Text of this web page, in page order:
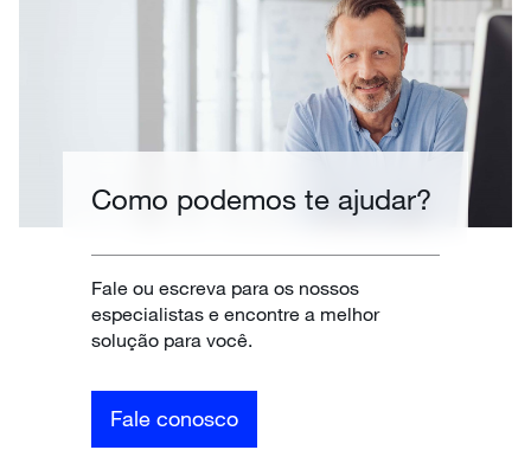
Como podemos te ajudar?
Fale ou escreva para os nossos
especialistas e encontre a melhor
solução para você.
Fale conosco